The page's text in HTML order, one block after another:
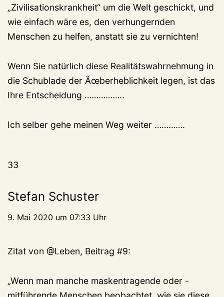
„Zivilisationskrankheit“ um die Welt geschickt, und
wie einfach wäre es, den verhungernden
Menschen zu helfen, anstatt sie zu vernichten!
Wenn Sie natürlich diese Realitätswahrnehmung in
die Schublade der Ãœberheblichkeit legen, ist das
Ihre Entscheidung ……………..
Ich selber gehe meinen Weg weiter ………….
33
Stefan Schuster
9. Mai 2020 um 07:33 Uhr
Zitat von @Leben, Beitrag #9:
„Wenn man manche maskentragende oder -